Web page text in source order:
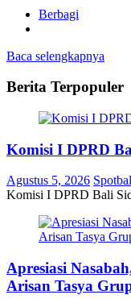
Berbagi
Baca selengkapnya
Berita Terpopuler
Komisi I DPRD
Agustus 5, 2026
Komisi I DPRD Bali
Apresiasi
Arisan Tasya